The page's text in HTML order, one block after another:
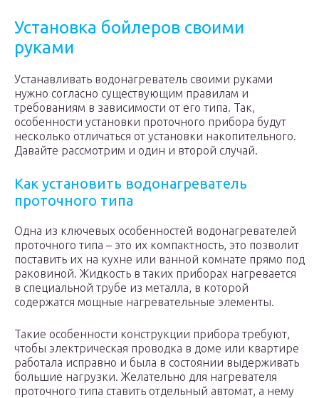
Установка бойлеров своими
руками
Устанавливать водонагреватель своими руками
нужно согласно существующим правилам и
требованиям в зависимости от его типа. Так,
особенности установки проточного прибора будут
несколько отличаться от установки накопительного.
Давайте рассмотрим и один и второй случай.
Как установить водонагреватель
проточного типа
Одна из ключевых особенностей водонагревателей
проточного типа – это их компактность, это позволит
поставить их на кухне или ванной комнате прямо под
раковиной. Жидкость в таких приборах нагревается
в специальной трубе из металла, в которой
содержатся мощные нагревательные элементы.
Такие особенности конструкции прибора требуют,
чтобы электрическая проводка в доме или квартире
работала исправно и была в состоянии выдерживать
большие нагрузки. Желательно для нагревателя
проточного типа ставить отдельный автомат, а нему